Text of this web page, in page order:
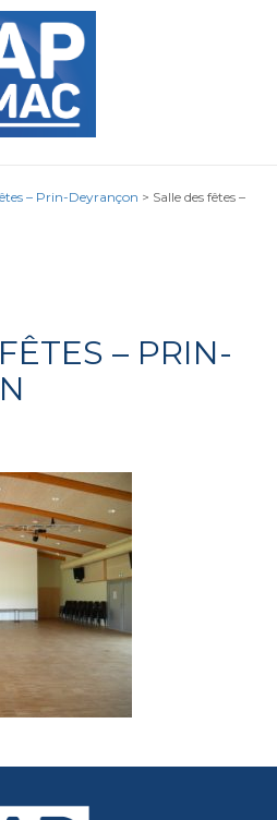
– Prin-Deyrançon > Salle des fêtes –
– PRIN-